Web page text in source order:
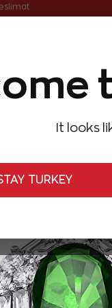
It looks
TURKEY
Çok Satanlar